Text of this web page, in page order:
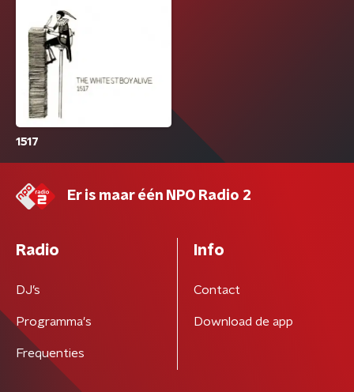
1517
Er is maar één NPO Radio 2
Radio
DJ’s
Programma's
Frequenties
Info
Contact
Download de app